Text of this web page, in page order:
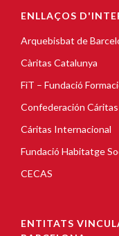
ENLLAÇOS
Arquebisbat de
Càritas Catalunya
FiT – Fundació
Confederación Cáritas
Cáritas Internacional
Fundació Habitatge
CECAS
ENTITATS